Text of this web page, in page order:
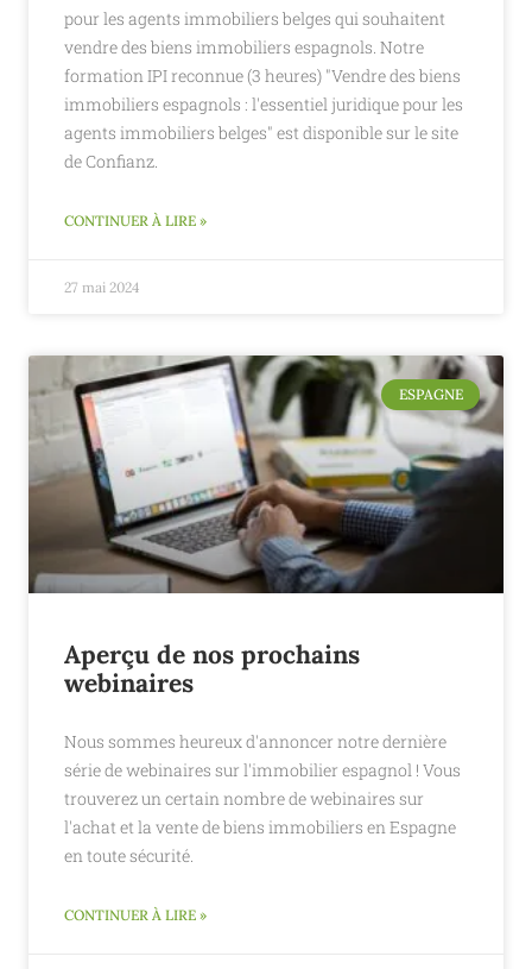
pour les agents immobiliers belges qui souhaitent
vendre des biens immobiliers espagnols. Notre
formation IPI reconnue (3 heures) "Vendre des biens
immobiliers espagnols : l'essentiel juridique pour les
agents immobiliers belges" est disponible sur le site
de Confianz.
CONTINUER À LIRE »
27 mai 2024
ESPAGNE
Aperçu de nos prochains
webinaires
Nous sommes heureux d'annoncer notre dernière
série de webinaires sur l'immobilier espagnol ! Vous
trouverez un certain nombre de webinaires sur
l'achat et la vente de biens immobiliers en Espagne
en toute sécurité.
CONTINUER À LIRE »